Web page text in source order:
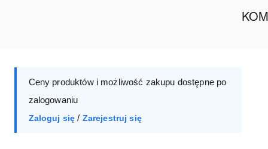
Ceny produktów i możliwość zakupu dostępne po
zalogowaniu
Zaloguj się / Zarejestruj się